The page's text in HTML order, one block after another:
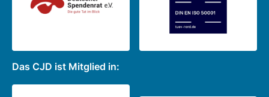
Das CJD ist Mitglied in: